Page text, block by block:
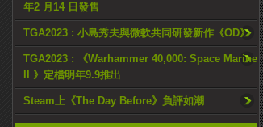
年2 月14 日發售
TGA2023 : 小島秀夫與微軟共同研發新作《OD》
TGA2023 : 《Warhammer 40,000: Space Marine
II 》定檔明年9.9推出
Steam上《The Day Before》負評如潮